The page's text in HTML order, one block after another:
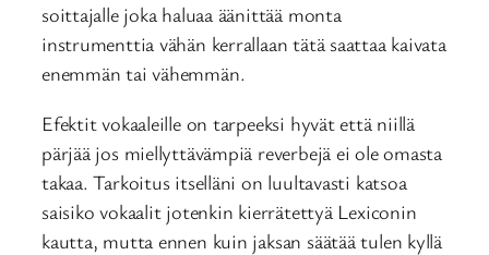
soittajalle joka haluaa äänittää monta
instrumenttia vähän kerrallaan tätä saattaa kaivata
enemmän tai vähemmän.
Efektit vokaaleille on tarpeeksi hyvät että niillä
pärjää jos miellyttävämpiä reverbejä ei ole omasta
takaa. Tarkoitus itselläni on luultavasti katsoa
saisiko vokaalit jotenkin kierrätettyä Lexiconin
kautta, mutta ennen kuin jaksan säätää tulen kyllä